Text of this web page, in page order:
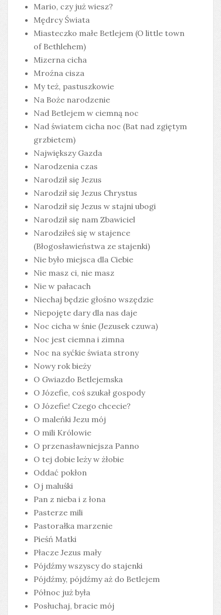
Mario, czy już wiesz?
Mędrcy Świata
Miasteczko małe Betlejem (O little town
of Bethlehem)
Mizerna cicha
Mroźna cisza
My też, pastuszkowie
Na Boże narodzenie
Nad Betlejem w ciemną noc
Nad światem cicha noc (Bat nad zgiętym
grzbietem)
Największy Gazda
Narodzenia czas
Narodził się Jezus
Narodził się Jezus Chrystus
Narodził się Jezus w stajni ubogi
Narodził się nam Zbawiciel
Narodziłeś się w stajence
(Błogosławieństwa ze stajenki)
Nie było miejsca dla Ciebie
Nie masz ci, nie masz
Nie w pałacach
Niechaj będzie głośno wszędzie
Niepojęte dary dla nas daje
Noc cicha w śnie (Jezusek czuwa)
Noc jest ciemna i zimna
Noc na syćkie świata strony
Nowy rok bieży
O Gwiazdo Betlejemska
O Józefie, coś szukał gospody
O Józefie! Czego chcecie?
O maleńki Jezu mój
O mili Królowie
O przenasławniejsza Panno
O tej dobie leży w żłobie
Oddać pokłon
Oj maluśki
Pan z nieba i z łona
Pasterze mili
Pastorałka marzenie
Pieśń Matki
Płacze Jezus mały
Pójdźmy wszyscy do stajenki
Pójdźmy, pójdźmy aż do Betlejem
Północ już była
Posłuchaj, bracie mój